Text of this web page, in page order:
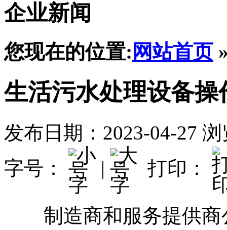
企业新闻
您现在的位置: 网站首页
生活污水处理设备操
发布日期：2023-04-27 浏
字号：
| 打印：
制造商和服务提供商